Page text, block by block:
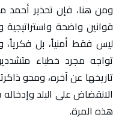
ومن هنا، فإن تحذير
قوانين واضحة
ليس فقط أمنياً، بل فكرياً،
تواجه مجرد خطباء
تاريخها عن آخره، ومحو
الانقضاض على البلد
هذه المرة.